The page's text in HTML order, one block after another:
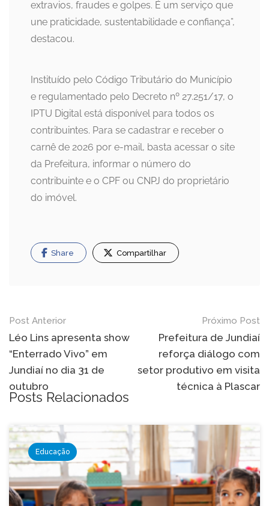
extravios, fraudes e golpes. É um serviço que
une praticidade, sustentabilidade e confiança”,
destacou.
Instituído pelo Código Tributário do Município
e regulamentado pelo Decreto nº 27.251/17, o
IPTU Digital está disponível para todos os
contribuintes. Para se cadastrar e receber o
carnê de 2026 por e-mail, basta acessar o site
da Prefeitura, informar o número do
contribuinte e o CPF ou CNPJ do proprietário
do imóvel.
Share Compartilhar
Navegação
de
Post
Post Anterior
Léo Lins apresenta show
“Enterrado Vivo” em
Jundiaí no dia 31 de
outubro
Próximo Post
Prefeitura de Jundiaí
reforça diálogo com
setor produtivo em visita
técnica à Plascar
Posts Relacionados
Educação